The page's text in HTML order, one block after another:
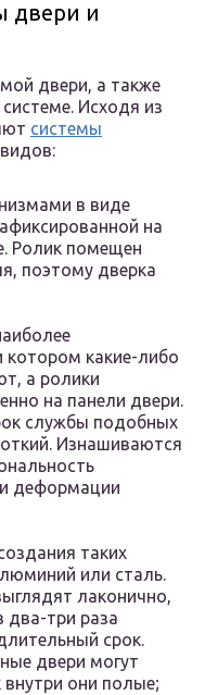
двери и
двери, а также
Исходя из
системы
в виде
на
Ролик помещен
поэтому дверка
котором какие-либо
а ролики
на панели двери.
службы подобных
Изнашиваются
деформации
таких
или сталь.
лаконично,
два-три раза
срок.
двери могут
они полые;